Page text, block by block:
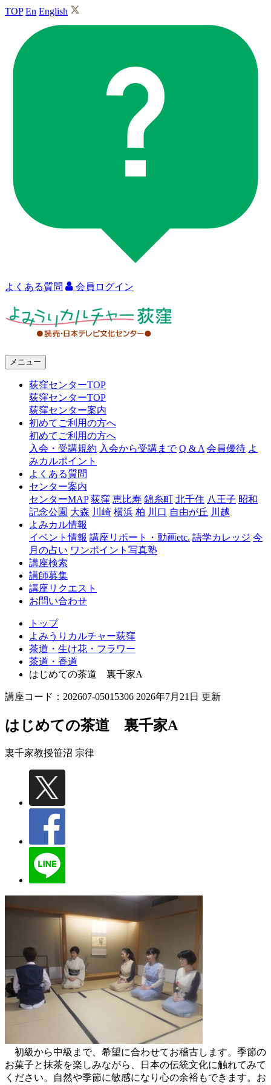
TOP En English
よくある質問 会員ログイン
ャ
窪
メニュー
荻窪センターTOP
荻窪センターTOP
荻窪センター案内
初めてご利用の方へ
初めてご利用の方へ
入会・受講規約 入会から受講まで Q & A 会員優待 よ
みカルポイント
よくある質問
センター案内
センターMAP 荻窪 恵比寿 錦糸町 北千住 八王子 昭和
記念公園 大森 川崎 横浜 柏 川口 自由が丘 川越
よみカル情報
イベント情報 講座リポート・動画etc. 語学カレッジ 今
月の占い ワンポイント写真塾
講座検索
講師募集
講座リクエスト
お問い合わせ
トップ
よみうりカルチャー荻窪
茶道・生け花・フラワー
茶道・香道
はじめての茶道 裏千家A
講座コード：202607-05015306 2026年7月21日 更新
はじめての茶道 裏千家A
裏千家教授笹沼 宗律
初級から中級まで、希望に合わせてお稽古します。季節の
お菓子と抹茶を楽しみながら、日本の伝統文化に触れてみて
ください。自然や季節に敏感になり心の余裕もできます。お